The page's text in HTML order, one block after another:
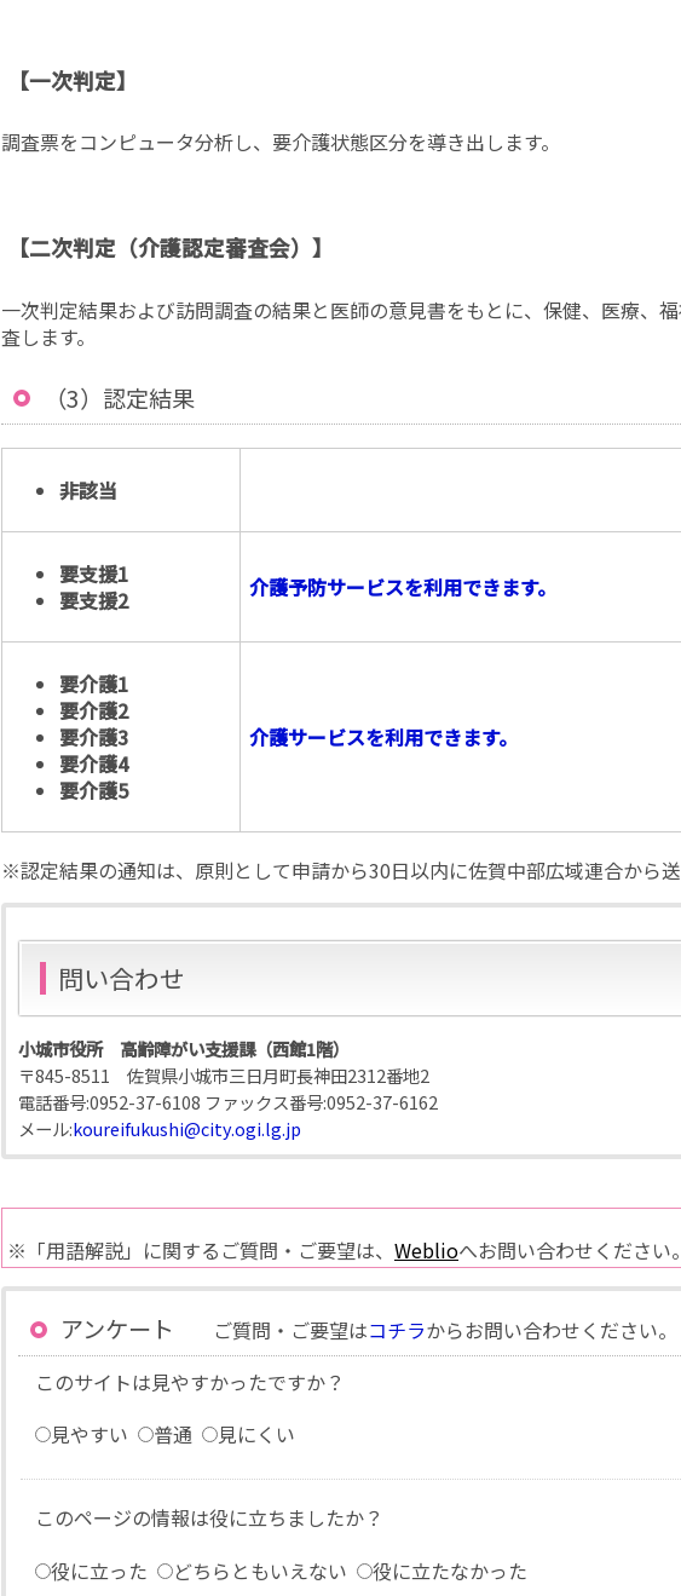
【一次判定】
調査票をコンピュータ分析し、要介護状態区分を導き出します。
【二次判定（介護認定審査会）】
一次判定結果および訪問調査の結果と医師の意見書をもとに、保健、医療、
査します。
（3）認定結果
非該当
要支援1
要支援2
介護予防サービスを利用できます。
要介護1
要介護2
要介護3
要介護4
要介護5
介護サービスを利用できます。
※認定結果の通知は、原則として申請から30日以内に佐賀中部広域連合から送
問い合わせ
小城市役所 高齢障がい支援課（西館1階）
〒845-8511 佐賀県小城市三日月町長神田2312番地2
電話番号:0952-37-6108 ファックス番号:0952-37-6162
メール:koureifukushi@city.ogi.lg.jp
※「用語解説」に関するご質問・ご要望は、 Weblioへお問い合わせください。
アンケート ご質問・ご要望はコチラからお問い合わせください。
このサイトは見やすかったですか？
見やすい
普通 見にくい
このページの情報は役に立ちましたか？
役に立った
どちらともいえない 役に立たなかった